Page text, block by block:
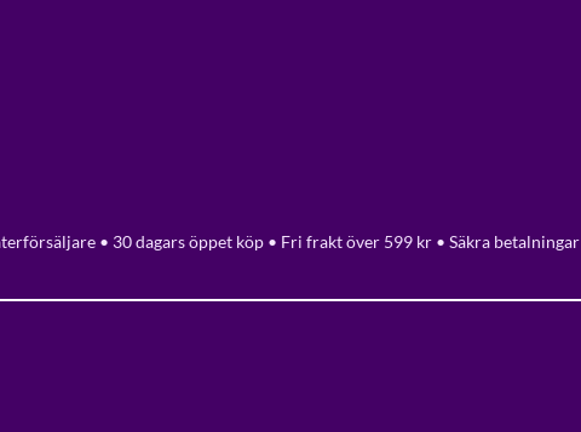
• 30 dagars öppet köp • Fri frakt över 599 kr • Säkra betalningar